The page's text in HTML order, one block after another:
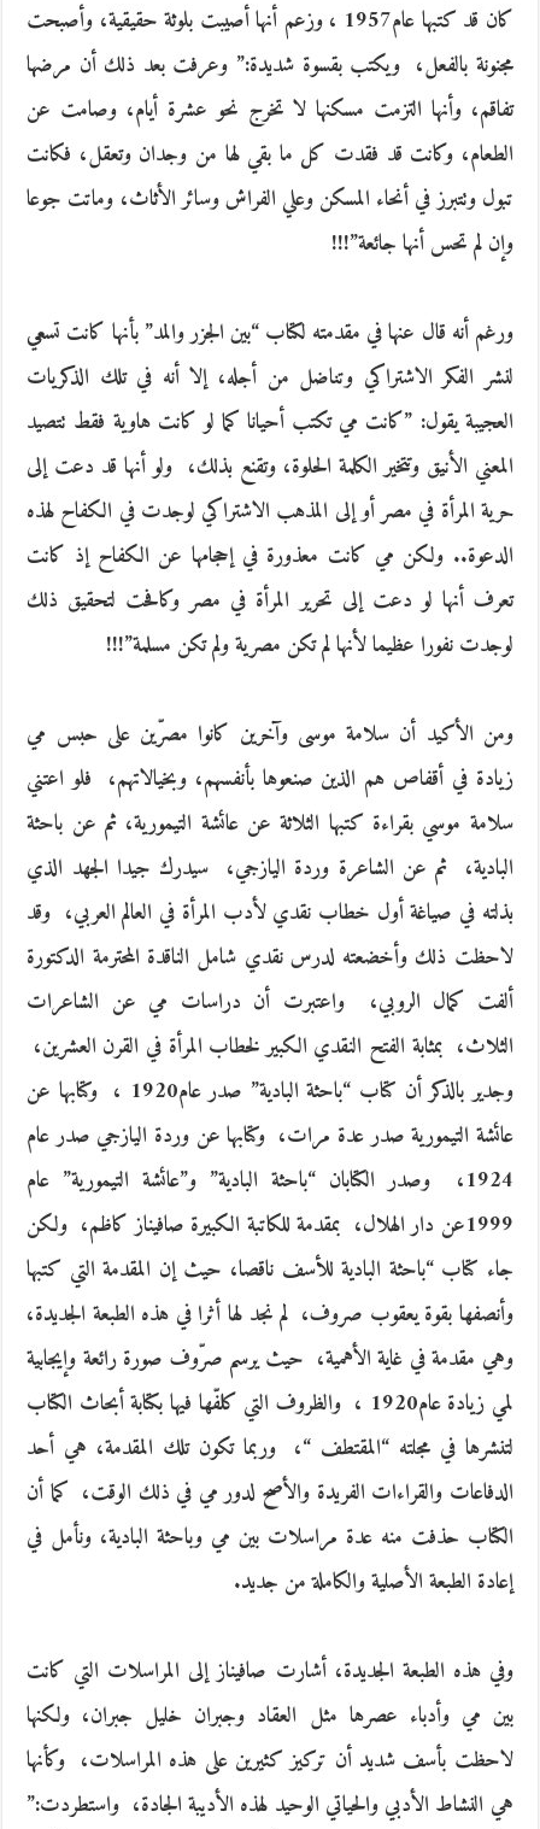
كان قد كتبها عام‮ ‬1957، وزعم أنها أصيبت بلوثة حقيقية، وأصبحت
مجنونة بالفعل، ‮ ‬ويكتب بقسوة شديدة‮:” ‬وعرفت بعد ذلك أن مرضها
تفاقم، وأنها التزمت مسكنها لا تخرج نحو عشرة أيام، وصامت عن
الطعام، وكانت قد فقدت كل ما بقي لها من وجدان وتعقل، فكانت
تبول وتتبرز في أنحاء المسكن وعلي الفراش وسائر الأثاث، وماتت جوعا
وإن لم تحس أنها جائعة‮”!!!‬
ورغم أنه قال عنها في مقدمته لكتاب‮ “‬بين الجزر والمد‮” ‬بأنها كانت تسعي
لنشر الفكر الاشتراكي وتناضل من أجله، إلا أنه في تلك الذكريات
العجيبة‮ ‬يقول‮: ”‬كانت مي تكتب أحيانا كما لو كانت هاوية فقط تتصيد
المعني الأنيق وتتخير الكلمة الحلوة، وتقنع بذلك، ‮ ‬ولو أنها قد دعت إلى
حرية المرأة في مصر أو إلى المذهب الاشتراكي لوجدت في الكفاح لهذه
الدعوة‮.. ‬ولكن مي كانت معذورة في إحجامها عن الكفاح إذ كانت
تعرف أنها لو دعت إلى تحرير المرأة في مصر وكافحت لتحقيق ذلك
لوجدت نفورا عظيما لأنها لم تكن مصرية ولم تكن مسلمة‮”!!!‬
ومن الأكيد أن سلامة موسى وآخرين كانوا مصرّين على حبس مي
زيادة في أقفاص هم الذين صنعوها بأنفسهم، وبخيالاتهم، ‮ ‬فلو اعتني
سلامة موسي بقراءة كتبها الثلاثة عن عائشة التيمورية، ثم عن باحثة
البادية، ‮ ‬ثم عن الشاعرة وردة اليازجي، ‮ ‬سيدرك جيدا الجهد الذي
بذلته في صياغة أول خطاب نقدي لأدب المرأة في العالم العربي، ‮ ‬وقد
لاحظت ذلك وأخضعته لدرس نقدي شامل الناقدة المحترمة الدكتورة
ألفت كمال الروبي، ‮ ‬واعتبرت أن دراسات مي عن الشاعرات
‬وجدير بالذكر أن كتاب‮ “‬باحثة البادية‮” ‬صدر عام‮ ‬1920، ‮ ‬وكتابها عن
‬1999عن دار الهلال، ‮ ‬بمقدمة للكاتبة الكبيرة صافيناز كاظم، ‮ ‬ولكن
جاء كتاب‮ “‬باحثة البادية‮ ‬للأسف ناقصا، حيث إن المقدمة التي كتبها
وأنصفها بقوة‮ ‬يعقوب صروف، ‮ ‬لم نجد لها أثرا في هذه الطبعة الجديدة،
وهي مقدمة في‮ ‬غاية الأهمية، ‮ ‬حيث‮ ‬يرسم صرّوف صورة رائعة وإيجابية
لمي زيادة عام‮ ‬1920، ‮ ‬والظروف التي كلفّها فيها بكتابة أبحاث الكتاب
لتنشرها في مجلته‮ “‬المقتطف‮ “‬، ‮ ‬وربما تكون تلك المقدمة، هي أحد
الدفاعات والقراءات الفريدة والأصح لدور مي في ذلك الوقت، ‮ ‬كما أن
الكتاب حذفت منه عدة مراسلات بين مي وباحثة البادية، ونأمل في
إعادة الطبعة الأصلية والكاملة من جديد‮.‬
وفي هذه الطبعة الجديدة، أشارت صافيناز إلى المراسلات التي كانت
بين مي وأدباء عصرها مثل العقاد وجبران خليل جبران، ولكنها
لاحظت بأسف شديد أن تركيز كثيرين على هذه المراسلات، ‮ ‬وكأنها
هي النشاط الأدبي والحياتي الوحيد لهذه الأديبة الجادة، ‮ ‬واستطردت‮:”